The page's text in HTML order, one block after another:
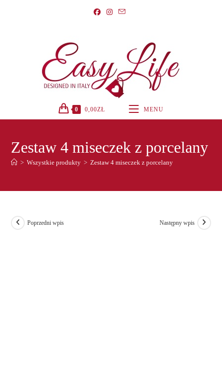
0 0,00ZŁ MENU
Zestaw 4 miseczek z porcelany
> Wszystkie produkty > Zestaw 4 miseczek z porcelany
Poprzedni wpis Następny wpis